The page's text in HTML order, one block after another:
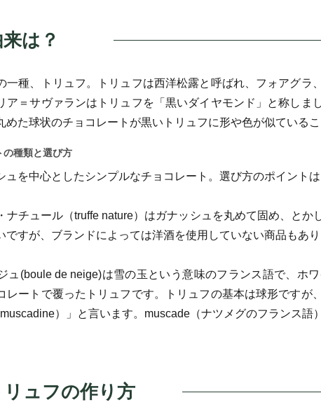
は？
一種、トリュフ。トリュフは西洋松露と呼ばれ、フォアグラ
ア＝サヴァランはトリュフを「黒いダイヤモンド」と称し
めた球状のチョコレートが黒いトリュフに形や色が似ている
の種類と選び方
ュを中心としたシンプルなチョコレート。選び方のポイント
ナチュール（truffe nature）はガナッシュを丸めて固め、と
ですが、ブランドによっては洋酒を使用していない商品もあり
ュ(boule de neige)は雪の玉という意味のフランス語で、ホ
レートで覆ったトリュフです。トリュフの基本は球形です
）」と言います。muscade（ナツメグのフランス語
ュフの作り方